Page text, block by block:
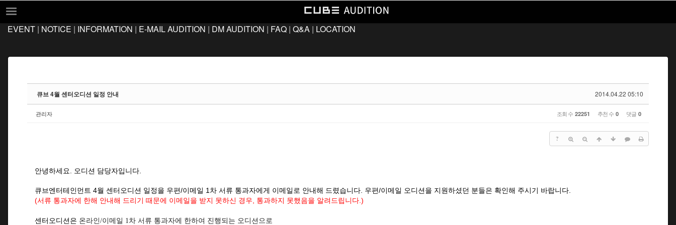
EVENT
E-MAIL AUDITION
DM AUDITION
EVENT | NOTICE | INFORMATION | E-MAIL AUDITION | DM AUDITION | FAQ | Q&A | LOCATION
2014.04.22 05:10
큐브 4월 센터오디션 일정 안내
관리자 조회 수 22251 추천 수 0 댓글 0
?
안녕하세요. 오디션 담당자입니다.
큐브엔터테인먼트 4월 센터오디션 일정을 우편/이메일 1차 서류 통과자에게 이메일로 안내해 드렸습니다. 우편/이메일 오디션을 지원하셨던 분들은 확인해 주시기 바랍니다.
(서류 통과자에 한해 안내해 드리기 때문에 이메일을 받지 못하신 경우, 통과하지 못했음을 알려드립니다.)
센터오디션은 온라인/이메일 1차 서류 통과자에 한하여 진행되는 오디션으로